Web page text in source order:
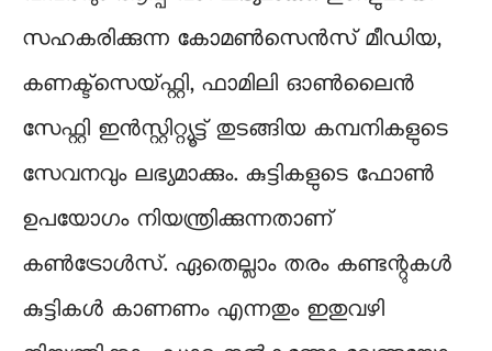
സഹകരിക്കുന്ന കോമൺസെൻസ് മീഡിയ,
കണക്ട്‌സെയ്ഫ്റ്റി, ഫാമിലി ഓൺലൈൻ
സേഫ്റ്റി ഇൻസ്റ്റിറ്റ്യൂട്ട് തുടങ്ങിയ കമ്പനികളുടെ
സേവനവും ലഭ്യമാക്കും. കുട്ടികളുടെ ഫോൺ
ഉപയോഗം നിയന്ത്രിക്കുന്നതാണ്
കൺട്രോൾസ്. ഏതെല്ലാം തരം കണ്ടന്റുകൾ
കുട്ടികൾ കാണണം എന്നതും ഇതുവഴി